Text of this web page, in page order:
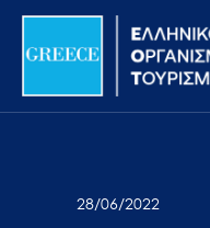
Σημείωση:
ιστότοπος
προσβασιμότητας.
Μετάβαση
περιεχόμενο
28/06/2022